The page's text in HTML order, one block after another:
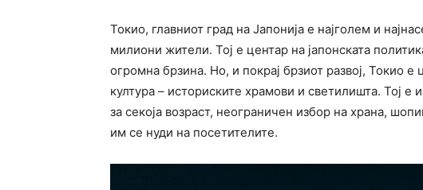
Токио, главниот град на Јапонија е најголем и
милиони жители. Тој е центар на јапонската
огромна брзина. Но, и покрај брзиот развој, Токио е
култура – историските храмови и светилишта. Тој е
за секоја возраст, неограничен избор на храна,
им се нуди на посетителите.